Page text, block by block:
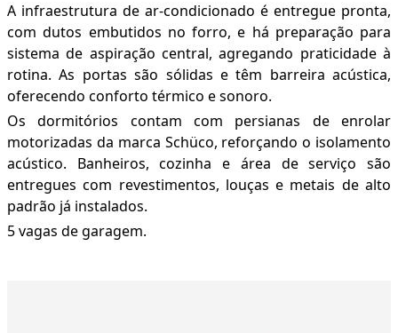
A infraestrutura de ar-condicionado é entregue pronta,
com dutos embutidos no forro, e há preparação para
sistema de aspiração central, agregando praticidade à
rotina. As portas são sólidas e têm barreira acústica,
oferecendo conforto térmico e sonoro.
Os dormitórios contam com persianas de enrolar
motorizadas da marca Schüco, reforçando o isolamento
acústico. Banheiros, cozinha e área de serviço são
entregues com revestimentos, louças e metais de alto
padrão já instalados.
5 vagas de garagem.